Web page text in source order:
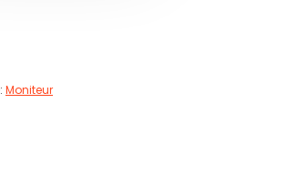
Moniteur